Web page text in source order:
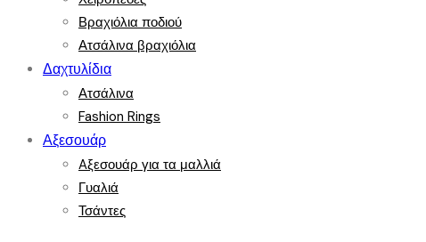
Βραχιόλια ποδιού
Ατσάλινα βραχιόλια
Δαχτυλίδια
Ατσάλινα
Fashion Rings
Αξεσουάρ
Aξεσουάρ για τα μαλλιά
Γυαλιά
Τσάντες